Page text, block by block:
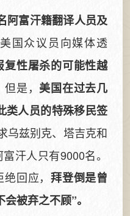
阿富汗籍翻译人员及
国众议员向媒体透
性屠杀的可能性越
但是， 美国在过去几
类人员的特殊移民签
乌兹别克、塔吉克和
汗人只有9000名。
绝回应，拜登倒是曾
被弃之不顾”。